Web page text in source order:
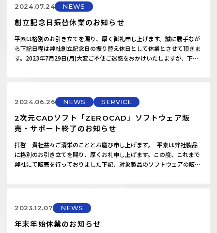
2024.07.24 NEWS
創立記念日振替休業のお知らせ
平素は格別のお引き立てを賜り、厚く御礼申し上げます。誠に勝手なが
ら下記日程は弊社創立記念日の振り替え休日として休業とさせて頂きま
す。2023年7月29日(月)大変ご不便ご迷惑をおかけいたしますが、下記
2024.06.26 NEWS SERVICE
2次元CADソフト「ZEROCAD」ソフトウェア販
売・サポート終了のお知らせ
拝啓 貴社益々ご清栄のこととお慶び申し上げます。 平素は弊社製品
に格別のお引き立てを賜り、厚くお礼申し上げます。この度、これまで
弊社にて販売を行っておりました下記、対象製品のソフトウェアの販売
品 ：ZEROCAD…
2023.12.07 NEWS
年末年始休業のお知らせ